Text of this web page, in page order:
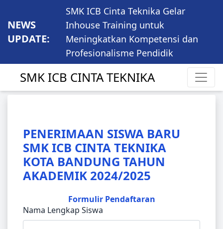
NEWS
UPDATE:
SMK ICB Cinta Teknika Gelar
Inhouse Training untuk
Meningkatkan Kompetensi dan
Profesionalisme Pendidik
SMK ICB CINTA TEKNIKA
PENERIMAAN SISWA BARU
SMK ICB CINTA TEKNIKA
KOTA BANDUNG TAHUN
AKADEMIK 2024/2025
Formulir Pendaftaran
Nama Lengkap Siswa